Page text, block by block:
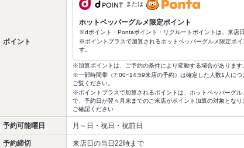
ポイント
または
ホットペッパーグルメ限定ポイント
※dポイント・Pontaポイント・リクルートポイントは、来店
※ポイントプラスで加算されるホットペッパーグルメ限定ポ
す。
※加算ポイントは、ご予約の条件により変動する場合があります
※一部時間帯（7:00~14:59来店の予約）は確定した人数1人につ
ご覧ください。
※ポイントプラスで加算されるポイントは、ホットペッパーグ
で、予約日が翌々月末までのご来店がポイント加算の対象とな
ご確認ください
予約可能曜日 月～日・祝日・祝前日
予約締切 来店日の当日22時まで